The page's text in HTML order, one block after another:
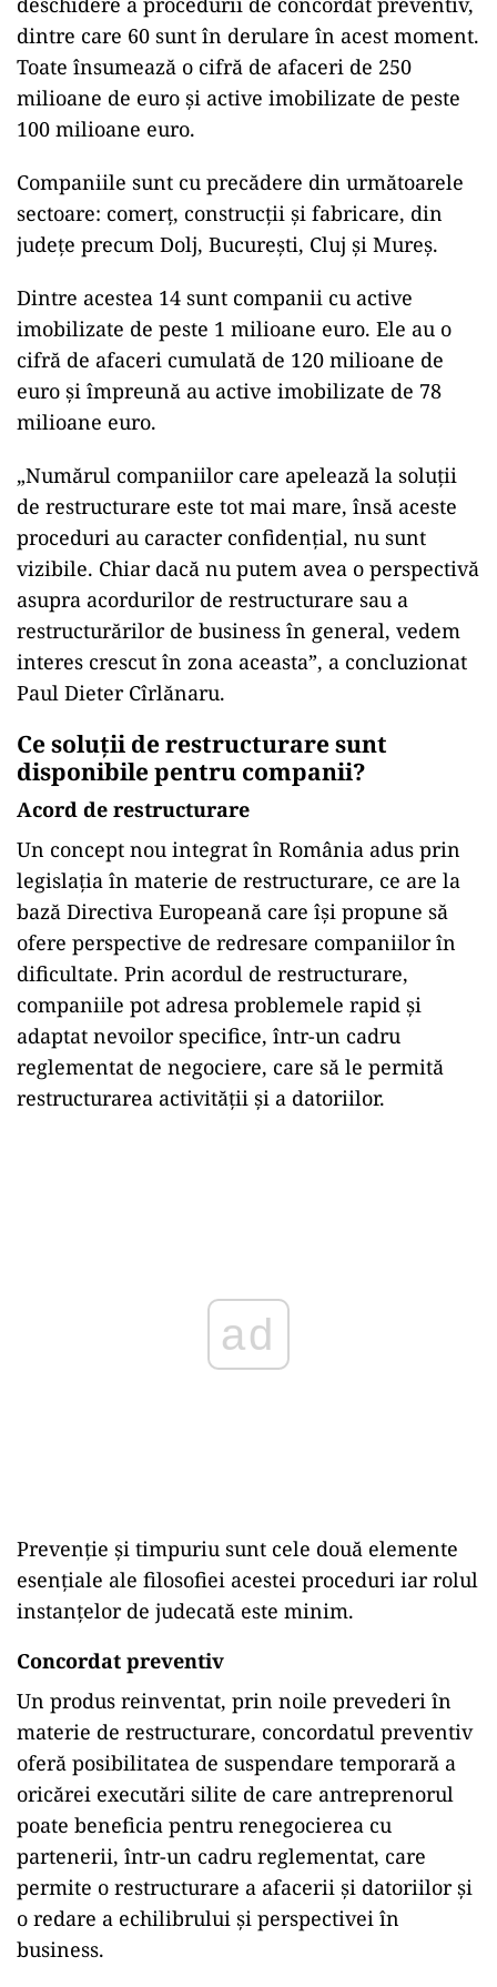
dintre care 60 sunt în derulare în acest moment.
Toate însumează o cifră de afaceri de 250
milioane de euro și active imobilizate de peste
100 milioane euro.
Companiile sunt cu precădere din următoarele
sectoare: comerț, construcții și fabricare, din
județe precum Dolj, București, Cluj și Mureș.
Dintre acestea 14 sunt companii cu active
imobilizate de peste 1 milioane euro. Ele au o
cifră de afaceri cumulată de 120 milioane de
euro și împreună au active imobilizate de 78
milioane euro.
„Numărul companiilor care apelează la soluții
de restructurare este tot mai mare, însă aceste
proceduri au caracter confidențial, nu sunt
vizibile. Chiar dacă nu putem avea o perspectivă
asupra acordurilor de restructurare sau a
restructurărilor de business în general, vedem
interes crescut în zona aceasta”, a concluzionat
Paul Dieter Cîrlănaru.
Ce soluții de restructurare sunt
disponibile pentru companii?
Acord de restructurare
Un concept nou integrat în România adus prin
legislația în materie de restructurare, ce are la
bază Directiva Europeană care își propune să
ofere perspective de redresare companiilor în
dificultate. Prin acordul de restructurare,
companiile pot adresa problemele rapid și
adaptat nevoilor specifice, într-un cadru
reglementat de negociere, care să le permită
restructurarea activității și a datoriilor.
ad
Prevenție și timpuriu sunt cele două elemente
esențiale ale filosofiei acestei proceduri iar rolul
instanțelor de judecată este minim.
Concordat preventiv
Un produs reinventat, prin noile prevederi în
materie de restructurare, concordatul preventiv
oferă posibilitatea de suspendare temporară a
oricărei executări silite de care antreprenorul
poate beneficia pentru renegocierea cu
partenerii, într-un cadru reglementat, care
permite o restructurare a afacerii și datoriilor și
o redare a echilibrului și perspectivei în
business.